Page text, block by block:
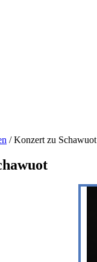
/Konzert zu Schawuot